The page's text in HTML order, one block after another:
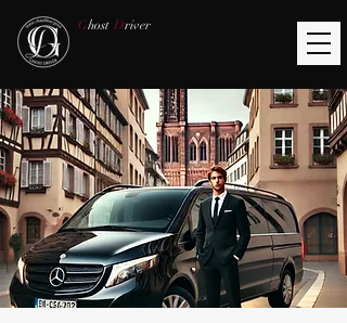
Ghost Driver